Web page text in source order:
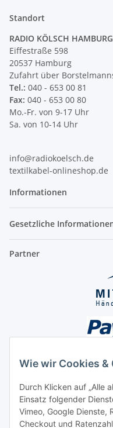
Wie wir Cookies &
Durch Klicken auf „Alle
Einsatz folgender
Vimeo, Google Dienste,
Checkout und
Standort
RADIO KÖLSCH HAMBURG
Eiffestraße 598
20537 Hamburg
Zufahrt über
Tel.: 040 - 653 00 81
Fax: 040 - 653 00 80
Mo.-Fr. von 9-17 Uhr
Sa. von 10-14 Uhr
info@radiokoelsch.de
textilkabel-onlineshop.de
Informationen
Gesetzliche
Partner
Unsere Seiten